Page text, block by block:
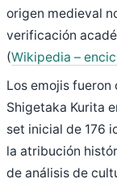
origen medieval
verificación
(Wikipedia –
Los emojis fueron
Shigetaka Kurita
set inicial de 176
la atribución
de análisis de